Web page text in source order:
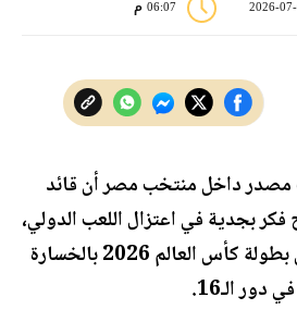
06:07 م
داخل منتخب مصر أن قائد
بجدية في اعتزال اللعب الدولي،
عقب الخروج المؤلم من بطولة كأس العالم 2026 بالخسارة
الـ16.